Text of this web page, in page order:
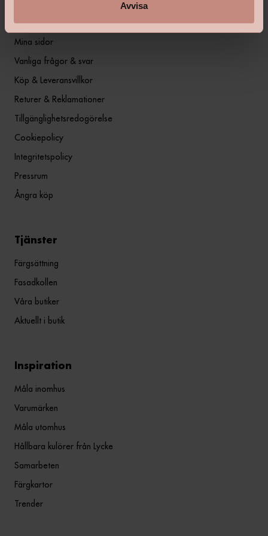
Avvisa
Mina sidor
Vanliga frågor & svar
Köp & Leveransvillkor
Returer & Reklamationer
Tillgänglighetsredogörelse
Cookiepolicy
Integritetspolicy
Pressrum
Ångra köp
Tjänster
Färgsättning
Fasadkollen
Våra butiker
Aktuellt i butik
Inspiration
Måla inomhus
Varumärken
Måla utomhus
Hållbara kulörer från Lycke
Samarbeten
Färgkartor
Trender